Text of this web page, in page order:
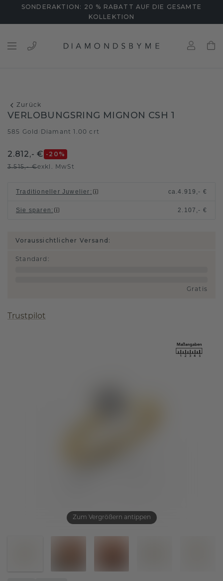
SONDERAKTION: 20 % RABATT AUF DIE GESAMTE
KOLLEKTION
Zurück
Zum Vergrößern antippen
VERLOBUNGSRING MIGNON CSH 1
585 Gold Diamant 1.00 crt
2.812,- € -20 %
3.515,- €exkl. MwSt
Traditioneller Juwelier : ca.4.919,- €
Sie sparen : 2.107,- €
Voraussichtlicher Versand:
Standard :
Gratis
Trustpilot